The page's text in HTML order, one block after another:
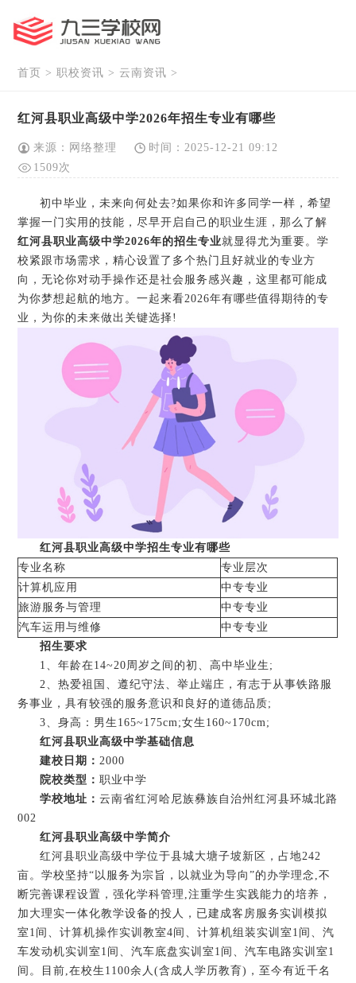
首页 >职校资讯 > 云南资讯 >
红河县职业高级中学2026年招生专业有哪些
来源：网络整理
时间：2025-12-21 09:12
1509次
初中毕业，未来向何处去?如果你和许多同学一样，希望
掌握一门实用的技能，尽早开启自己的职业生涯，那么了解
红河县职业高级中学2026年的招生专业就显得尤为重要。学
校紧跟市场需求，精心设置了多个热门且好就业的专业方
向，无论你对动手操作还是社会服务感兴趣，这里都可能成
为你梦想起航的地方。一起来看2026年有哪些值得期待的专
业，为你的未来做出关键选择!
红河县职业高级中学招生专业有哪些
专业名称
专业层次
计算机应用
中专专业
旅游服务与管理
中专专业
汽车运用与维修
中专专业
招生要求
1、年龄在14~20周岁之间的初、高中毕业生;
2、热爱祖国、遵纪守法、举止端庄，有志于从事铁路服
务事业，具有较强的服务意识和良好的道德品质;
3、身高：男生165~175cm;女生160~170cm;
红河县职业高级中学基础信息
建校日期：2000
院校类型：职业中学
学校地址：云南省红河哈尼族彝族自治州红河县环城北路
002
红河县职业高级中学简介
红河县职业高级中学位于县城大塘子坡新区，占地242
亩。学校坚持“以服务为宗旨，以就业为导向”的办学理念,不
断完善课程设置，强化学科管理,注重学生实践能力的培养，
加大理实一体化教学设备的投人，已建成客房服务实训模拟
室1间、计算机操作实训教室4间、计算机组装实训室1间、汽
车发动机实训室1间、汽车底盘实训室1间、汽车电路实训室1
间。目前,在校生1100余人(含成人学历教育)，至今有近千名